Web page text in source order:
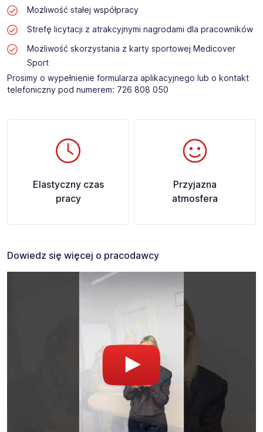
Możliwość stałej współpracy
Strefę licytacji z atrakcyjnymi nagrodami dla pracowników
Możliwość skorzystania z karty sportowej Medicover
Sport
Prosimy o wypełnienie formularza aplikacyjnego lub o kontakt
telefoniczny pod numerem: 726 808 050 ​
Elastyczny czas
pracy
Przyjazna
atmosfera
Dowiedz się więcej o pracodawcy